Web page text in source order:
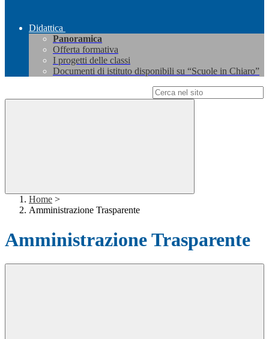
Didattica
Panoramica
Offerta formativa
I progetti delle classi
Documenti di istituto disponibili su “Scuole in Chiaro”
Home >
Amministrazione Trasparente
Amministrazione Trasparente